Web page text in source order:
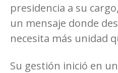
presidencia a su
un mensaje donde
necesita más unidad
Su gestión inició en